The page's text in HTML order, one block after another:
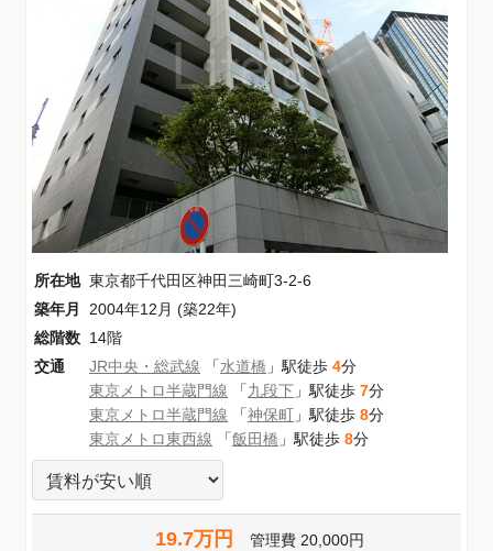
所在地 東京都千代田区神田三崎町3-2-6
築年月
2004年12月 (築22年)
総階数 14階
交通
JR中央・総武線 「水道橋 」駅徒歩 4分
東京メトロ半蔵門線 「九段下 」駅徒歩 7分
東京メトロ半蔵門線 「神保町 」駅徒歩 8分
東京メトロ東西線 「飯田橋 」駅徒歩 8分
19.7万円 管理費 20,000円